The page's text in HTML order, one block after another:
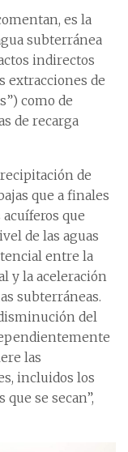
es la
subterránea
indirectos
extracciones de
como de
de recarga
de
que a finales
que
de las aguas
entre la
y la aceleración
subterráneas.
del
las
incluidos los
se secan”,